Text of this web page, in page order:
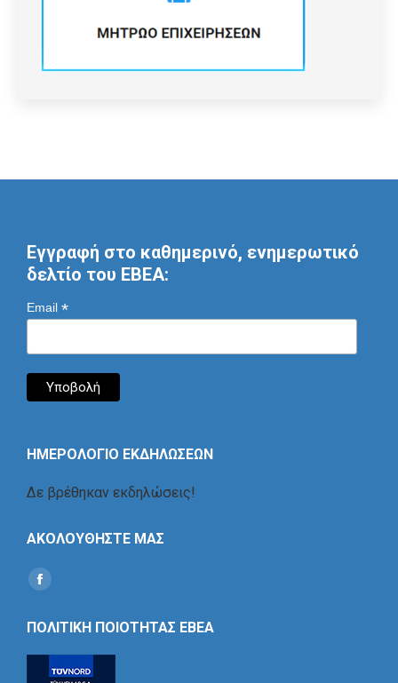
Εγγραφή στο καθημερινό, ενημερωτικό
δελτίο του ΕΒΕΑ:
Email *
ΗΜΕΡΟΛΟΓΙΟ ΕΚΔΗΛΩΣΕΩΝ
Δε βρέθηκαν εκδηλώσεις!
ΑΚΟΛΟΥΘΗΣΤΕ ΜΑΣ
Find us on:
Social
ΠΟΛΙΤΙΚΗ ΠΟΙΟΤΗΤΑΣ ΕΒΕΑ